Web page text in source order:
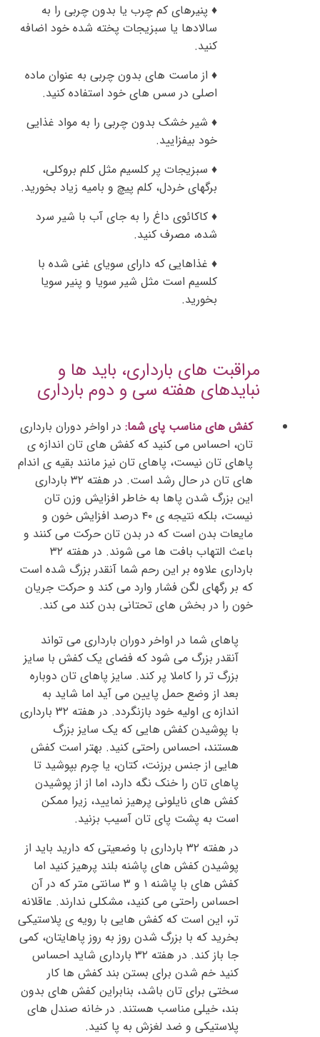
♦ پنیرهای کم چرب یا بدون چربی را به
سالادها یا سبزیجات پخته شده خود اضافه
کنید.
♦ از ماست های بدون چربی به عنوان ماده
اصلی در سس های خود استفاده کنید.
♦ شیر خشک بدون چربی را به مواد غذایی
خود بیفزایید.
♦ سبزیجات پر کلسیم مثل کلم بروکلی،
برگهای خردل، کلم پیچ و بامیه زیاد بخورید.
♦ کاکائوی داغ را به جای آب با شیر سرد
شده، مصرف کنید.
♦ غذاهایی که دارای سویای غنی شده با
کلسیم است مثل شیر سویا و پنیر سویا
بخورید.
مراقبت های بارداری، باید ها و
نبایدهای هفته سی و دوم بارداری
کفش های مناسب پای شما: در اواخر دوران بارداری
تان، احساس می کنید که کفش های تان اندازه ی
پاهای تان نیست، پاهای تان نیز مانند بقیه ی اندام
های تان در حال رشد است. در هفته ۳۲ بارداری
این بزرگ شدن پاها به خاطر افزایش وزن تان
نیست، بلکه نتیجه ی ۴۰ درصد افزایش خون و
مایعات بدن است که در بدن تان حرکت می کنند و
باعث التهاب بافت ها می شوند. در هفته ۳۲
بارداری علاوه بر این رحم شما آنقدر بزرگ شده است
که بر رگهای لگن فشار وارد می کند و حرکت جریان
خون را در بخش های تحتانی بدن کند می کند.
پاهای شما در اواخر دوران بارداری می تواند
آنقدر بزرگ می شود که فضای یک کفش با سایز
بزرگ تر را کاملا پر کند. سایز پاهای تان دوباره
بعد از وضع حمل پایین می آید اما شاید به
اندازه ی اولیه خود بازنگردد. در هفته ۳۲ بارداری
با پوشیدن کفش هایی که یک سایز بزرگ
هستند، احساس راحتی کنید. بهتر است کفش
هایی از جنس برزنت، کتان، یا چرم بپوشید تا
پاهای تان را خنک نگه دارد، اما از از پوشیدن
کفش های نایلونی پرهیز نمایید، زیرا ممکن
است به پشت پای تان آسیب بزنید.
در هفته ۳۲ بارداری با وضعیتی که دارید باید از
پوشیدن کفش های پاشنه بلند پرهیز کنید اما
کفش های با پاشنه ۱ و ۳ سانتی متر که در آن
احساس راحتی می کنید، مشکلی ندارند. عاقلانه
تر، این است که کفش هایی با رویه ی پلاستیکی
بخرید که با بزرگ شدن روز به روز پاهایتان، کمی
جا باز کند. در هفته ۳۲ بارداری شاید احساس
کنید خم شدن برای بستن بند کفش ها کار
سختی برای تان باشد، بنابراین کفش های بدون
بند، خیلی مناسب هستند. در خانه صندل های
پلاستیکی و ضد لغزش به پا کنید.